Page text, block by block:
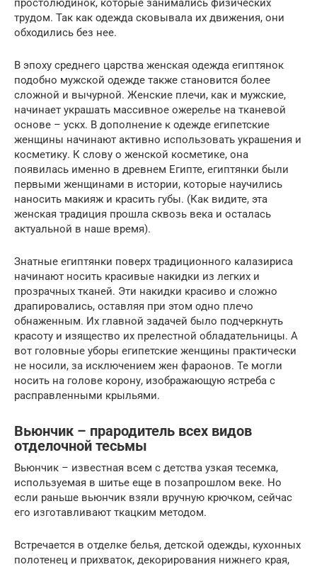
простолюдинок, которые занимались физических
трудом. Так как одежда сковывала их движения, они
обходились без нее.
В эпоху среднего царства женская одежда египтянок
подобно мужской одежде также становится более
сложной и вычурной. Женские плечи, как и мужские,
начинает украшать массивное ожерелье на тканевой
основе – ускх. В дополнение к одежде египетские
женщины начинают активно использовать украшения и
косметику. К слову о женской косметике, она
появилась именно в древнем Египте, египтянки были
первыми женщинами в истории, которые научились
наносить макияж и красить губы. (Как видите, эта
женская традиция прошла сквозь века и осталась
актуальной в наше время).
Знатные египтянки поверх традиционного калазириса
начинают носить красивые накидки из легких и
прозрачных тканей. Эти накидки красиво и сложно
драпировались, оставляя при этом одно плечо
обнаженным. Их главной задачей было подчеркнуть
красоту и изящество их прелестной обладательницы. А
вот головные уборы египетские женщины практически
не носили, за исключением жен фараонов. Те могли
носить на голове корону, изображающую ястреба с
расправленными крыльями.
Вьюнчик – прародитель всех видов
отделочной тесьмы
Вьюнчик – известная всем с детства узкая тесемка,
используемая в шитье еще в позапрошлом веке. Но
если раньше вьюнчик взяли вручную крючком, сейчас
его изготавливают ткацким методом.
Встречается в отделке белья, детской одежды, кухонных
полотенец и прихваток, декорирования нижнего края,